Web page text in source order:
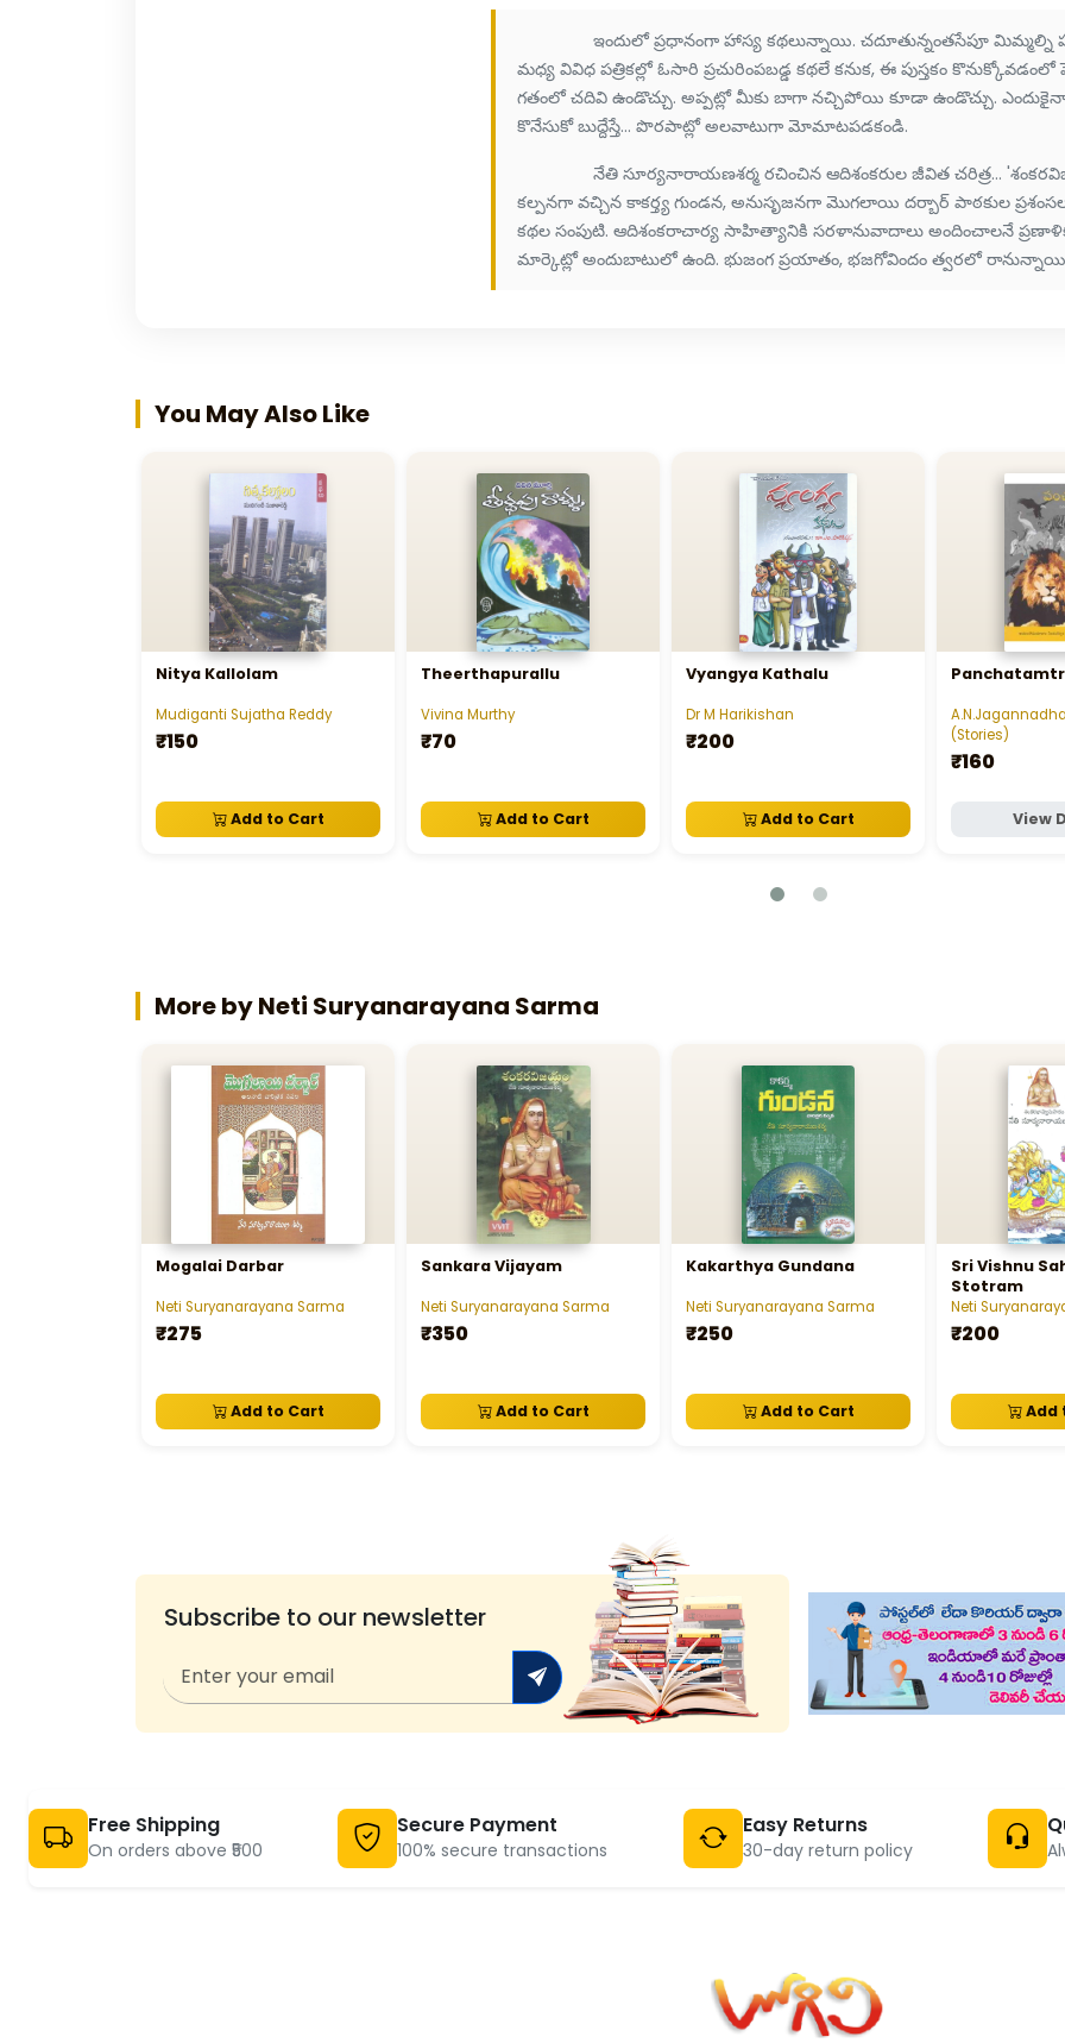
ఇందులో ప్రధానంగా హాస్య కథలున్నాయి. చదూతున్నంతసేపూ మిమ్మల్ని
మధ్య వివిధ పత్రికల్లో ఓసారి ప్రచురింపబడ్డ కథలే కనుక, ఈ పుస్తకం
గతంలో చదివి ఉండొచ్చు. అప్పట్లో మీకు బాగా నచ్చిపోయి కూడా ఉండొచ్చు. ఎందుకైనా
కొనేసుకో బుద్దేస్తే... పొరపాట్లో అలవాటుగా మోమాటపడకండి.
నేతి సూర్యనారాయణశర్మ రచించిన ఆదిశంకరుల జీవిత చరిత్ర...
కల్పనగా వచ్చిన కాకర్త్య గుండన, అనుసృజనగా మొగలాయి దర్బార్ పాఠకుల
కథల సంపుటి. ఆదిశంకరాచార్య సాహిత్యానికి సరళానువాదాలు అందించాలనే
మార్కెట్లో అందుబాటులో ఉంది. భుజంగ ప్రయాతం, భజగోవిందం త్వరలో రానున్నాయి
You May Also Like
Nitya Kallolam
Mudiganti Sujatha Reddy
₹150
Add to Cart
Theerthapurallu
Vivina Murthy
₹70
Add to Cart
Vyangya Kathalu
Dr M Harikishan
₹200
Add to Cart
(Stories)
₹160
View
More by Neti Suryanarayana Sarma
Mogalai Darbar
Neti Suryanarayana Sarma
₹275
Add to Cart
Sankara Vijayam
Neti Suryanarayana Sarma
₹350
Add to Cart
Kakarthya Gundana
Neti Suryanarayana Sarma
₹250
Add to Cart
Sri Vishnu
Stotram
Neti
₹200
Add
Subscribe to our newsletter
Free Shipping
On orders above ₹500
Secure Payment
100% secure transactions
Easy Returns
30-day return policy